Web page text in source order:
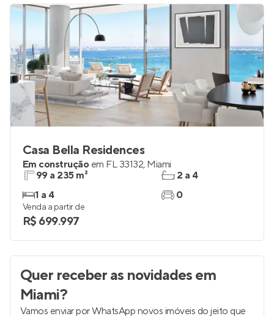
Casa Bella Residences
Em construção em FL 33132, Miami
99 a 235 m²
1 a 4
2 a 4
0
Venda a partir de
R$ 699.997
Quer receber as novidadesem
Miami?
Vamos enviar por WhatsApp novos imóveis do jeito que